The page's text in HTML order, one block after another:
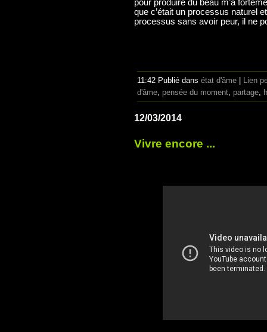
pour produire du beau m’a
que c’était un processus naturel
processus sans avoir peur, il ne
11:42 Publié dans état d'âme | Lien
d'âme pensée du moment partage
12/03/2014
Vivre encore ...